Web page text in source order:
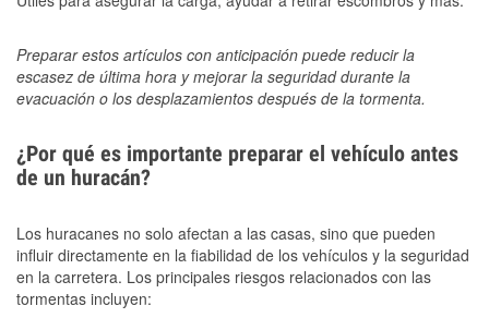
Preparar estos artículos con anticipación puede reducir la
escasez de última hora y mejorar la seguridad durante la
evacuación o los desplazamientos después de la tormenta.
¿Por qué es importante preparar el vehículo antes
de un huracán?
Los huracanes no solo afectan a las casas, sino que pueden
influir directamente en la fiabilidad de los vehículos y la seguridad
en la carretera. Los principales riesgos relacionados con las
tormentas incluyen: